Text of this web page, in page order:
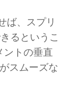
ば、スプリ
るというこ
ントの垂直
スムーズな